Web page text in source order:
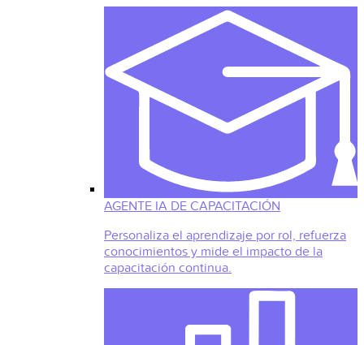
AGENTE IA DE CAPACITACIÓN
Personaliza el aprendizaje por rol, refuerza
conocimientos y mide el impacto de la
capacitación continua.